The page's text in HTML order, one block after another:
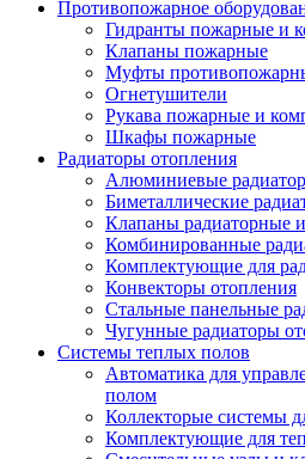
Противопожарное
Гидранты пожарные и
Клапаны пожарные
Муфты
Огнетушители
Рукава пожарные и
Шкафы пожарные
Радиаторы отопления
Алюминиевые
Биметаллические
Клапаны радиаторные
Комбинированные
Комплектующие для
Конвекторы отопления
Стальные панельные
Чугунные радиаторы
Системы теплых полов
Автоматика для
полом
Коллекторые системы
Комплектующие для